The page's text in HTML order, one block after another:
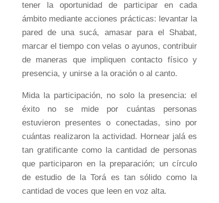
tener la oportunidad de participar en cada
ámbito mediante acciones prácticas: levantar la
pared de una sucá, amasar para el Shabat,
marcar el tiempo con velas o ayunos, contribuir
de maneras que impliquen contacto físico y
presencia, y unirse a la oración o al canto.
Mida la participación, no solo la presencia: el
éxito no se mide por cuántas personas
estuvieron presentes o conectadas, sino por
cuántas realizaron la actividad. Hornear jalá es
tan gratificante como la cantidad de personas
que participaron en la preparación; un círculo
de estudio de la Torá es tan sólido como la
cantidad de voces que leen en voz alta.